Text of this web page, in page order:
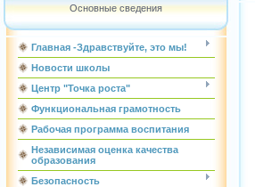
Основные сведения
Главная -Здравствуйте, это мы!
Новости школы
Центр "Точка роста"
Функциональная грамотность
Рабочая программа воспитания
Независимая оценка качества
образования
Безопасность